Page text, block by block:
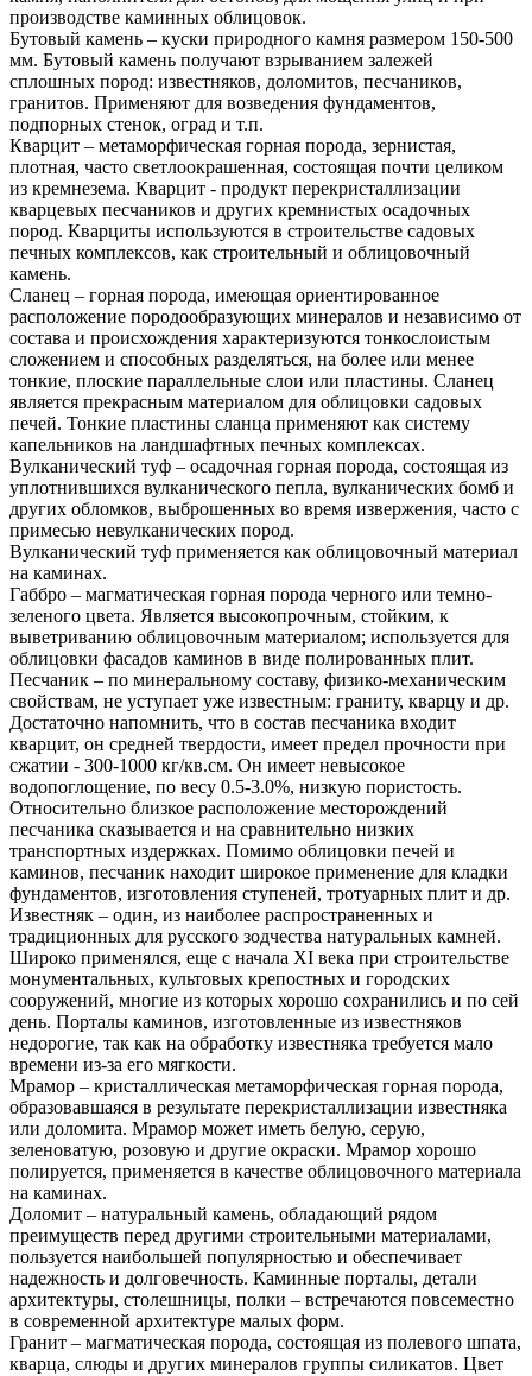
производстве каминных облицовок.
Бутовый камень – куски природного камня размером 150-500
мм. Бутовый камень получают взрыванием залежей
сплошных пород: известняков, доломитов, песчаников,
гранитов. Применяют для возведения фундаментов,
подпорных стенок, оград и т.п.
Кварцит – метаморфическая горная порода, зернистая,
плотная, часто светлоокрашенная, состоящая почти целиком
из кремнезема. Кварцит - продукт перекристаллизации
кварцевых песчаников и других кремнистых осадочных
пород. Кварциты используются в строительстве садовых
печных комплексов, как строительный и облицовочный
камень.
Сланец – горная порода, имеющая ориентированное
расположение породообразующих минералов и независимо от
состава и происхождения характеризуются тонкослоистым
сложением и способных разделяться, на более или менее
тонкие, плоские параллельные слои или пластины. Сланец
является прекрасным материалом для облицовки садовых
печей. Тонкие пластины сланца применяют как систему
капельников на ландшафтных печных комплексах.
Вулканический туф – осадочная горная порода, состоящая из
уплотнившихся вулканического пепла, вулканических бомб и
других обломков, выброшенных во время извержения, часто с
примесью невулканических пород.
Вулканический туф применяется как облицовочный материал
на каминах.
Габбро – магматическая горная порода черного или темно-
зеленого цвета. Является высокопрочным, стойким, к
выветриванию облицовочным материалом; используется для
облицовки фасадов каминов в виде полированных плит.
Песчаник – по минеральному составу, физико-механическим
свойствам, не уступает уже известным: граниту, кварцу и др.
Достаточно напомнить, что в состав песчаника входит
кварцит, он средней твердости, имеет предел прочности при
сжатии - 300-1000 кг/кв.см. Он имеет невысокое
водопоглощение, по весу 0.5-3.0%, низкую пористость.
Относительно близкое расположение месторождений
песчаника сказывается и на сравнительно низких
транспортных издержках. Помимо облицовки печей и
каминов, песчаник находит широкое применение для кладки
фундаментов, изготовления ступеней, тротуарных плит и др.
Известняк – один, из наиболее распространенных и
традиционных для русского зодчества натуральных камней.
Широко применялся, еще с начала XI века при строительстве
монументальных, культовых крепостных и городских
сооружений, многие из которых хорошо сохранились и по сей
день. Порталы каминов, изготовленные из известняков
недорогие, так как на обработку известняка требуется мало
времени из-за его мягкости.
Мрамор – кристаллическая метаморфическая горная порода,
образовавшаяся в результате перекристаллизации известняка
или доломита. Мрамор может иметь белую, серую,
зеленоватую, розовую и другие окраски. Мрамор хорошо
полируется, применяется в качестве облицовочного материала
на каминах.
Доломит – натуральный камень, обладающий рядом
преимуществ перед другими строительными материалами,
пользуется наибольшей популярностью и обеспечивает
надежность и долговечность. Каминные порталы, детали
архитектуры, столешницы, полки – встречаются повсеместно
в современной архитектуре малых форм.
Гранит – магматическая порода, состоящая из полевого шпата,
кварца, слюды и других минералов группы силикатов. Цвет